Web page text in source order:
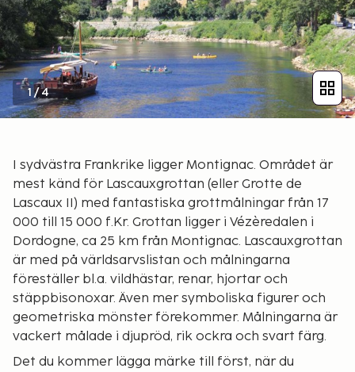
1/4
I sydvästra Frankrike ligger Montignac. Området är
mest känd för Lascauxgrottan (eller Grotte de
Lascaux II) med fantastiska grottmålningar från 17
000 till 15 000 f.Kr. Grottan ligger i Vézèredalen i
Dordogne, ca 25 km från Montignac. Lascauxgrottan
är med på världsarvslistan och målningarna
föreställer bl.a. vildhästar, renar, hjortar och
stäppbisonoxar. Även mer symboliska figurer och
geometriska mönster förekommer. Målningarna är
vackert målade i djupröd, rik ockra och svart färg.
Det du kommer lägga märke till först, när du